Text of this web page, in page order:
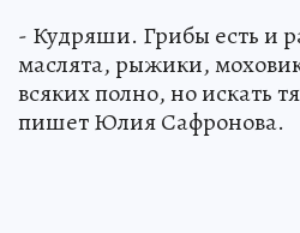
- Кудряши. Грибы есть и
маслята, рыжики,
всяких полно, но искать
пишет Юлия Сафронова.